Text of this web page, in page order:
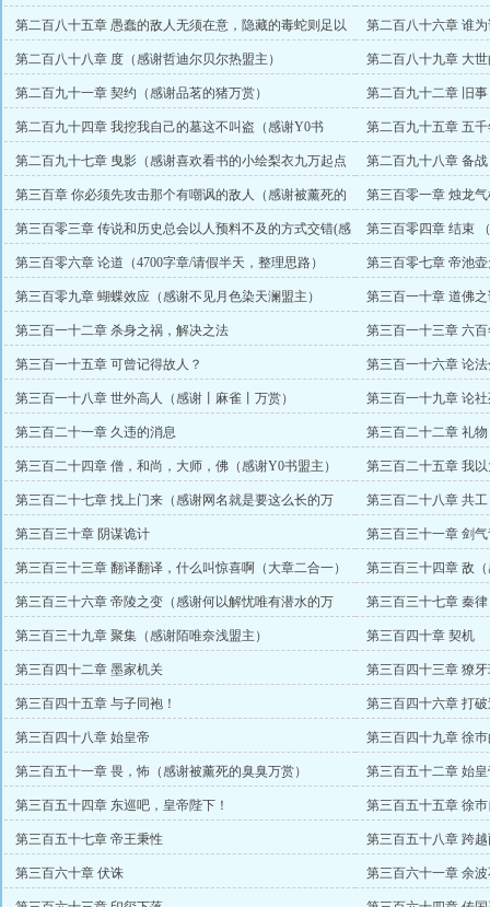
第二百八十五章 愚蠢的敌人无须在意，隐藏的毒蛇则足以
害人
第二百八十六章 谁
章）
第二百八十八章 度（感谢哲迪尔贝尔热盟主） 第二百八十九章 大
第二百九十一章 契约（感谢品茗的猪万赏） 第二百九十二章 旧
第二百九十四章 我挖我自己的墓这不叫盗（感谢Y0书
25000起点币）
第二百九十五章 五
赏）
第二百九十七章 曳影（感谢喜欢看书的小绘梨衣九万起点
币）
第二百九十八章 备
第三百章 你必须先攻击那个有嘲讽的敌人（感谢被薰死的
臭臭万赏）
第三百零一章 烛龙气
第三百零三章 传说和历史总会以人预料不及的方式交错(感
谢单身如鱼万赏)
第三百零四章 结束
第三百零六章 论道（4700字章/请假半天，整理思路） 第三百零七章 帝池
第三百零九章 蝴蝶效应（感谢不见月色染天澜盟主） 第三百一十章 道佛
第三百一十二章 杀身之祸，解决之法 第三百一十三章 六
第三百一十五章 可曾记得故人？ 第三百一十六章 论
第三百一十八章 世外高人（感谢丨麻雀丨万赏） 第三百一十九章 论
第三百二十一章 久违的消息 第三百二十二章 礼物
第三百二十四章 僧，和尚，大师，佛（感谢Y0书盟主） 第三百二十五章 我
第三百二十七章 找上门来（感谢网名就是要这么长的万
赏）
第三百二十八章 共
第三百三十章 阴谋诡计 第三百三十一章 剑
第三百三十三章 翻译翻译，什么叫惊喜啊（大章二合一） 第三百三十四章 敌
第三百三十六章 帝陵之变（感谢何以解忧唯有潜水的万
赏）
第三百三十七章 秦
第三百三十九章 聚集（感谢陌唯奈浅盟主） 第三百四十章 契机
第三百四十二章 墨家机关 第三百四十三章 獠
第三百四十五章 与子同袍！
第三百四十六章 打
赏）
第三百四十八章 始皇帝 第三百四十九章 徐
第三百五十一章 畏，怖（感谢被薰死的臭臭万赏） 第三百五十二章 始
第三百五十四章 东巡吧，皇帝陛下！
第三百五十五章 徐
币）
第三百五十七章 帝王秉性 第三百五十八章 跨
第三百六十章 伏诛 第三百六十一章 余